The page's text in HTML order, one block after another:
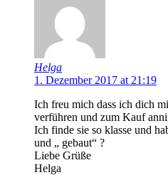
Helga
1. Dezember 2017 at 21:19
Ich freu mich dass ich dich
verführen und zum Kauf
Ich finde sie so klasse und
und „ gebaut“ ?
Liebe Grüße
Helga